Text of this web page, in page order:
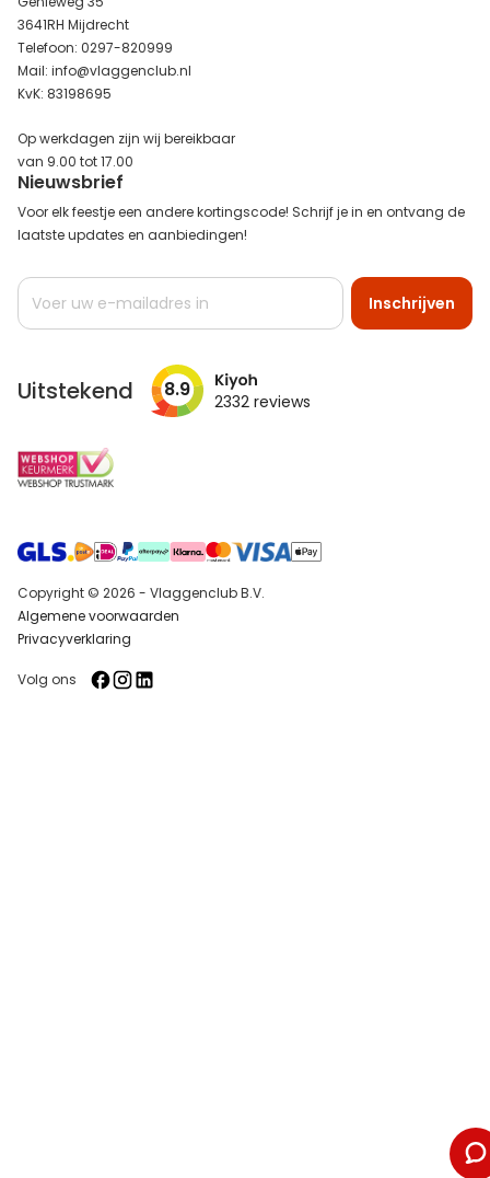
3641RH Mijdrecht
Telefoon: 0297-820999
Mail: info@vlaggenclub.nl
KvK: 83198695
Op werkdagen zijn wij bereikbaar
van 9.00 tot 17.00
Nieuwsbrief
Voor elk feestje een andere kortingscode! Schrijf je in en ontvang de
laatste updates en aanbiedingen!
Abonneer
op
Inschrijven
Uitstekend 8.9 2332 reviews
Copyright © 2026 - Vlaggenclub B.V.
Algemene voorwaarden
Privacyverklaring
Volg ons